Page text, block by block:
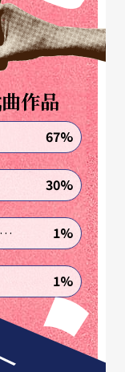
作品
67%
30%
《转生到异世界成为嘉庆君—发现我的祖先是诈骗集团!?》 1%
1%